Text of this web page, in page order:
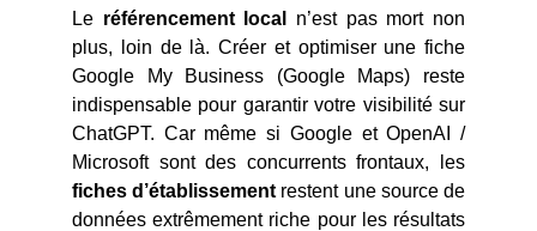
Le référencement local n’est pas mort non
plus, loin de là. Créer et optimiser une fiche
Google My Business (Google Maps) reste
indispensable pour garantir votre visibilité sur
ChatGPT. Car même si Google et OpenAI /
Microsoft sont des concurrents frontaux, les
fiches d’établissement restent une source de
données extrêmement riche pour les résultats